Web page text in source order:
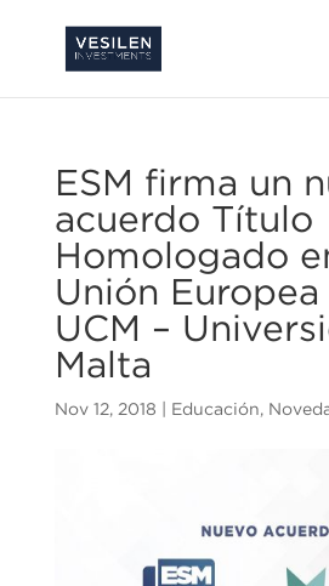
ESM firma un
acuerdo Título
Homologado
Unión Europea
UCM –
Malta
Nov 12, 2018 Educación,